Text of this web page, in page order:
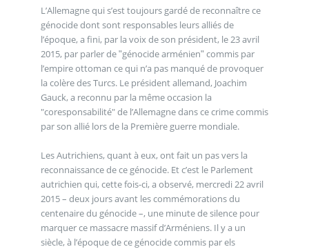
L’Allemagne qui s’est toujours gardé de reconnaître ce
génocide dont sont responsables leurs alliés de
l’époque, a fini, par la voix de son président, le 23 avril
2015, par parler de ʺgénocide arménienʺ commis par
l’empire ottoman ce qui n’a pas manqué de provoquer
la colère des Turcs. Le président allemand, Joachim
Gauck, a reconnu par la même occasion la
"coresponsabilité" de l’Allemagne dans ce crime commis
par son allié lors de la Première guerre mondiale.
Les Autrichiens, quant à eux, ont fait un pas vers la
reconnaissance de ce génocide. Et c’est le Parlement
autrichien qui, cette fois-ci, a observé, mercredi 22 avril
2015 – deux jours avant les commémorations du
centenaire du génocide –, une minute de silence pour
marquer ce massacre massif d’Arméniens. Il y a un
siècle, à l’époque de ce génocide commis par els